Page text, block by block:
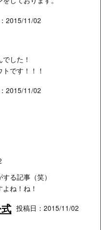
2015/11/02
した！
です！！！
2015/11/02
る記事（笑）
ね！ね！
投稿日：2015/11/02